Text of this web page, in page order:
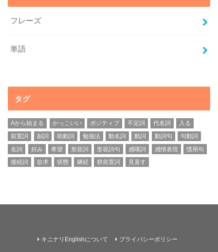
フレーズ
単語
タグ
Aから始まる かっこいい ポジティブ 不定詞 代名詞
入る
前置詞
副詞 助動詞 勉強法 動名詞 動詞 動詞句
句動詞
名詞
好み 希望 形容詞 形容詞句 感嘆詞 感情表現
慣用句
接続詞
欲求 状態 継続 群前置詞 見直す
キニナリEnglishについて プライバシーポリシー